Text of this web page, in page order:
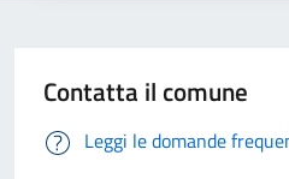
Contatta il comune
Leggi le domande